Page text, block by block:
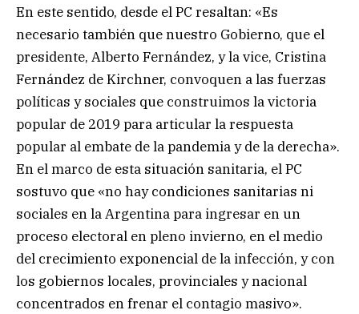
En este sentido, desde el PC resaltan: «Es
necesario también que nuestro Gobierno, que el
presidente, Alberto Fernández, y la vice, Cristina
Fernández de Kirchner, convoquen a las fuerzas
políticas y sociales que construimos la victoria
popular de 2019 para articular la respuesta
popular al embate de la pandemia y de la derecha».
En el marco de esta situación sanitaria, el PC
sostuvo que «no hay condiciones sanitarias ni
sociales en la Argentina para ingresar en un
proceso electoral en pleno invierno, en el medio
del crecimiento exponencial de la infección, y con
los gobiernos locales, provinciales y nacional
concentrados en frenar el contagio masivo».